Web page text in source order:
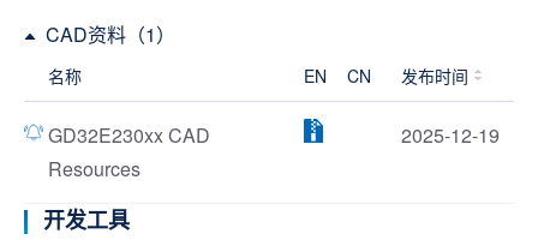
CAD资料（1）
名称 EN CN 发布时间
GD32E230xx CAD
Resources
2025-12-19
开发工具